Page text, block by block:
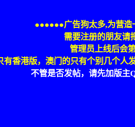
●●●●●●广告狗太多,为营
需要注册的朋友请
管理员上线后会
有香港版，澳门的只有个别几个人
不管是否发帖，请先加版主